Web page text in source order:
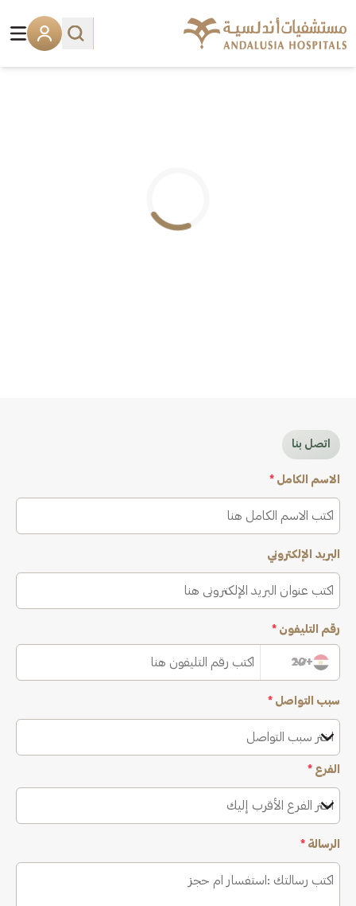
اتصل بنا
الاسم الكامل *
البريد الإلكتروني
رقم التليفون *
+20
سبب التواصل *
اختر سبب التواصل
الفرع *
اختر الفرع الأقرب إليك
الرسالة *